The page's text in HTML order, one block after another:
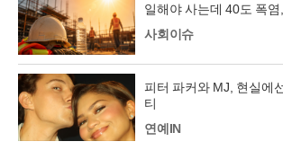
일해야 사는데 40도 폭
사회이슈
피터 파커와 MJ, 현실에
티
연예IN